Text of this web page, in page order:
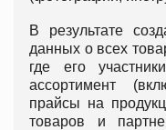
В результате
данных о всех
где его
ассортимент
прайсы на
товаров и